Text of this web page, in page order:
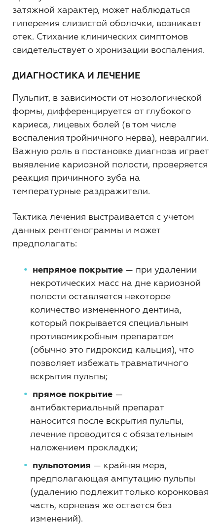
затяжной характер, может наблюдаться
гиперемия слизистой оболочки, возникает
отек. Стихание клинических симптомов
свидетельствует о хронизации воспаления.
ДИАГНОСТИКА И ЛЕЧЕНИЕ
Пульпит, в зависимости от нозологической
формы, дифференцируется от глубокого
кариеса, лицевых болей (в том числе
воспаления тройничного нерва), невралгии.
Важную роль в постановке диагноза играет
выявление кариозной полости, проверяется
реакция причинного зуба на
температурные раздражители.
Тактика лечения выстраивается с учетом
данных рентгенограммы и может
предполагать:
непрямое покрытие — при удалении
некротических масс на дне кариозной
полости оставляется некоторое
количество измененного дентина,
который покрывается специальным
противомикробным препаратом
(обычно это гидроксид кальция), что
позволяет избежать травматичного
вскрытия пульпы;
прямое покрытие —
антибактериальный препарат
наносится после вскрытия пульпы,
лечение проводится с обязательным
наложением прокладки;
пульпотомия — крайняя мера,
предполагающая ампутацию пульпы
(удалению подлежит только коронковая
часть, корневая же остается без
изменений).